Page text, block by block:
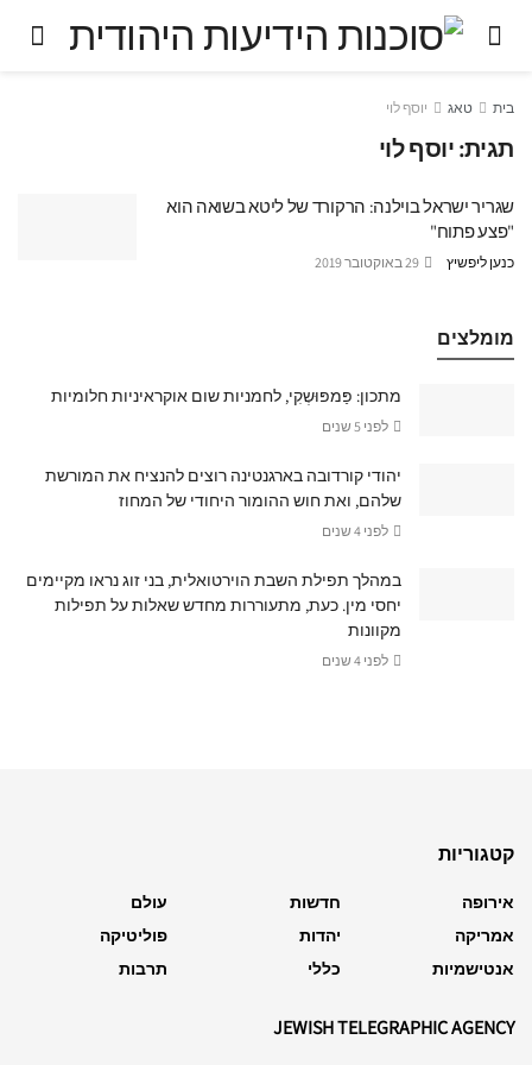
בית טאג יוסף לוי
תגית:יוסף לוי
שגריר ישראל בוילנה: הרקורד של ליטא בשואה הוא
"פצע פתוח"
כנען ליפשיץ
מומלצים
מתכון: פַּמפּוּשְקִי, לחמניות שום אוקראיניות חלומיות
לפני 5 שנים
יהודי קורדובה בארגנטינה רוצים להנציח את המורשת
שלהם, ואת חוש ההומור היחודי של המחוז
לפני 4 שנים
במהלך תפילת השבת הוירטואלית, בני זוג נראו מקיימים
יחסי מין. כעת, מתעוררות מחדש שאלות על תפילות
מקוונות
לפני 4 שנים
קטגוריות
אירופה
אמריקה
אנטישמיות
חדשות
יהדות
כללי
עולם
פוליטיקה
תרבות
JEWISH TELEGRAPHIC AGENCY